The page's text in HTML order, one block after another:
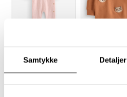
Samtykke Detaljer